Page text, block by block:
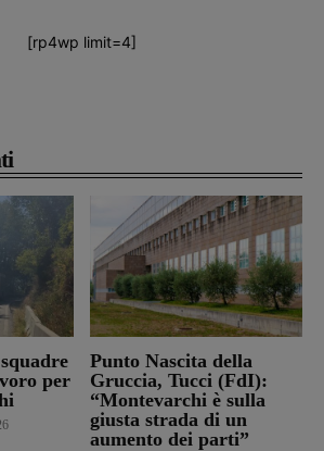
per
Punto Nascita della
Gruccia, Tucci (FdI):
“Montevarchi è sulla
giusta strada di un
aumento dei parti”
[rp4wp limit=4]